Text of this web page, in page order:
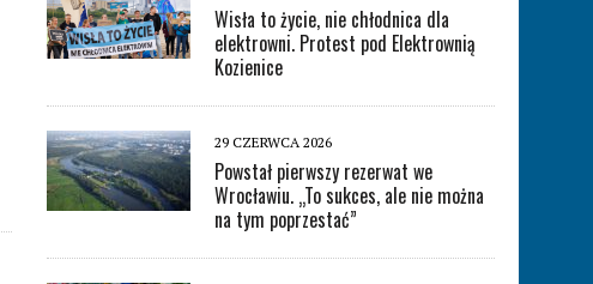
Wisła to życie, nie chłodnica dla
elektrowni. Protest pod Elektrownią
Kozienice
29 CZERWCA 2026
Powstał pierwszy rezerwat we
Wrocławiu. „To sukces, ale nie można
na tym poprzestać”